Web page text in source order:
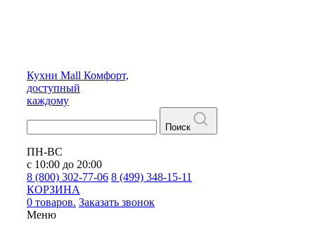
Кухни Mall Комфорт,
доступный
каждому
Поиск
ПН-ВС
с 10:00 до 20:00
8 (800) 302-77-06 8 (499) 348-15-11
КОРЗИНА
0 товаров. Заказать звонок
Меню